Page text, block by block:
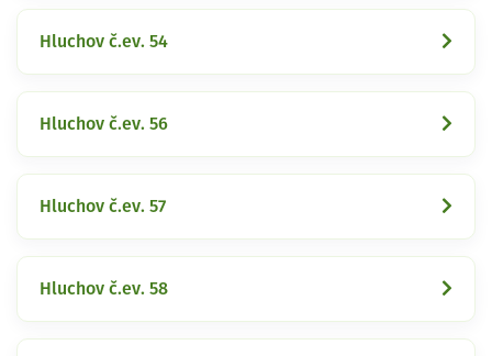
Hluchov č.ev. 54
Hluchov č.ev. 56
Hluchov č.ev. 57
Hluchov č.ev. 58